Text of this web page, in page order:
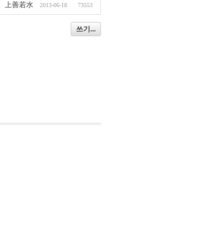
上善若水 2013-06-18 73553
쓰기...